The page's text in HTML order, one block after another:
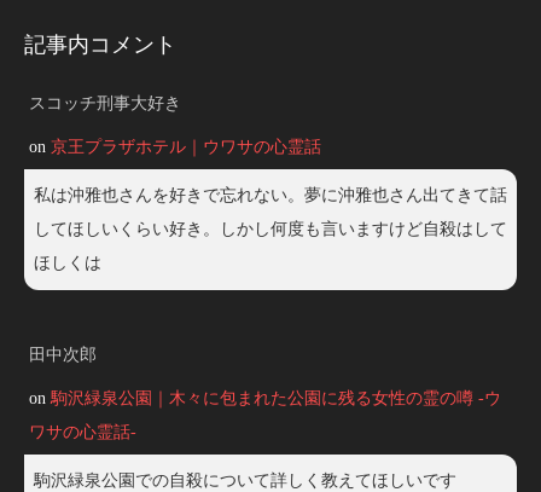
記事内コメント
スコッチ刑事大好き
on 京王プラザホテル｜ウワサの心霊話
私は沖雅也さんを好きで忘れない。夢に沖雅也さん出てきて話
してほしいくらい好き。しかし何度も言いますけど自殺はして
ほしくは
田中次郎
on駒沢緑泉公園｜木々に包まれた公園に残る女性の霊の噂 -ウ
ワサの心霊話-
駒沢緑泉公園での自殺について詳しく教えてほしいです